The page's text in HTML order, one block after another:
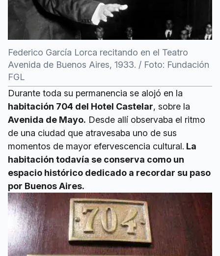
Federico García Lorca recitando en el Teatro
Avenida de Buenos Aires, 1933. / Foto: Fundación
FGL
Durante toda su permanencia se alojó en la
habitación 704 del Hotel Castelar, sobre la
Avenida de Mayo. Desde allí observaba el ritmo
de una ciudad que atravesaba uno de sus
momentos de mayor efervescencia cultural. La
habitación todavía se conserva como un
espacio histórico dedicado a recordar su paso
por Buenos Aires.